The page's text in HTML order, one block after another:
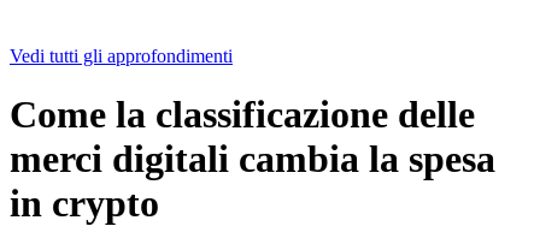
Vedi tutti gli approfondimenti
Come la classificazione delle
merci digitali cambia la spesa
in crypto